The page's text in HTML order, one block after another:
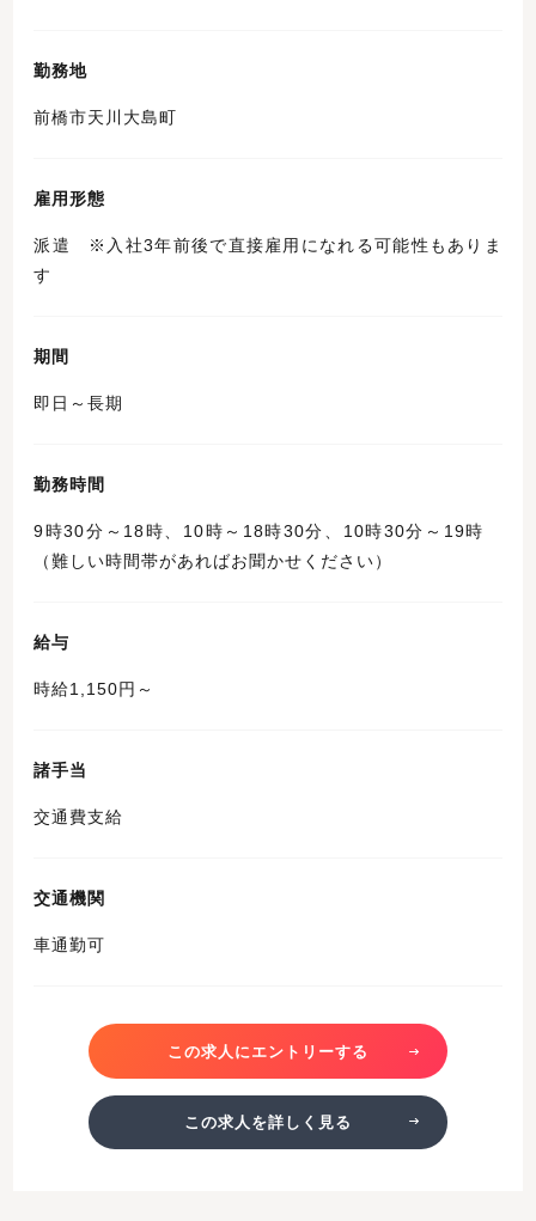
勤務地
前橋市天川大島町
雇用形態
派遣 ※入社3年前後で直接雇用になれる可能性もありま
す
期間
即日～長期
勤務時間
9時30分～18時、10時～18時30分、10時30分～19時
（難しい時間帯があればお聞かせください）
給与
時給1,150円～
諸手当
交通費支給
交通機関
車通勤可
この求人にエントリーする
この求人を詳しく見る